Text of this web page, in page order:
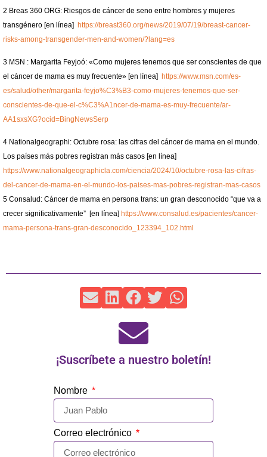
2 Breas 360 ORG: Riesgos de cáncer de seno entre hombres y mujeres
transgénero [en línea] https://breast360.org/news/2019/07/19/breast-cancer-
risks-among-transgender-men-and-women/?lang=es
3 MSN : Margarita Feyjoó: «Como mujeres tenemos que ser conscientes de que
el cáncer de mama es muy frecuente» [en línea]
https://www.msn.com/es-
es/salud/other/margarita-feyjo%C3%B3-como-mujeres-tenemos-que-ser-
conscientes-de-que-el-c%C3%A1ncer-de-mama-es-muy-frecuente/ar-
AA1sxsXG?ocid=BingNewsSerp
4 Nationalgeographi: Octubre rosa: las cifras del cáncer de mama en el mundo.
Los países más pobres registran más casos [en línea]
https://www.nationalgeographicla.com/ciencia/2024/10/octubre-rosa-las-cifras-
del-cancer-de-mama-en-el-mundo-los-paises-mas-pobres-registran-mas-casos
5 Consalud: Cáncer de mama en persona trans: un gran desconocido “que va a
crecer significativamente” [en línea] https://www.consalud.es/pacientes/cancer-
mama-persona-trans-gran-desconocido_123394_102.html
¡Suscríbete a nuestro boletín!
Nombre
Correo electrónico